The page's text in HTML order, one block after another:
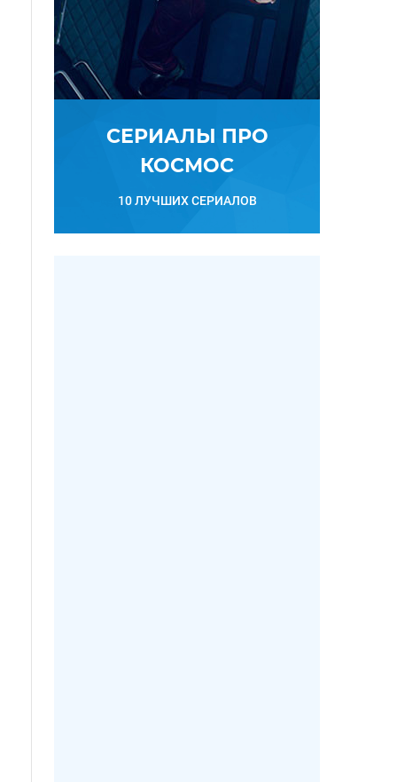
СЕРИАЛЫ ПРО
КОСМОС
10 ЛУЧШИХ СЕРИАЛОВ